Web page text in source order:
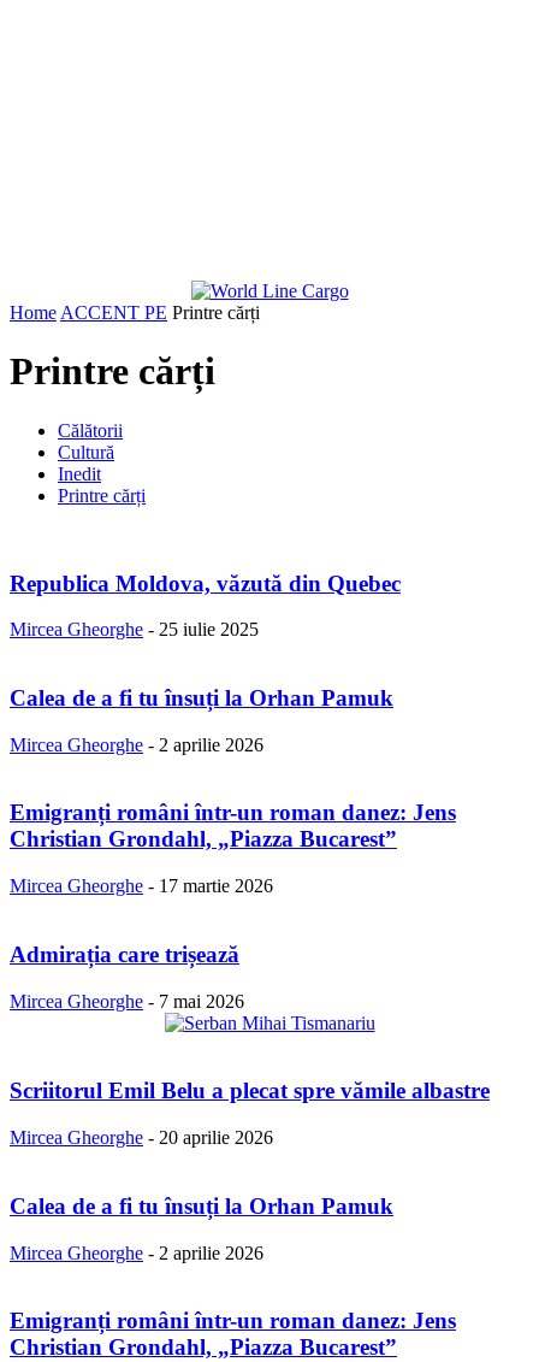
Home ACCENT PE Printre cărți
Printre cărți
Călătorii
Cultură
Inedit
Printre cărți
Republica Moldova, văzută din Quebec
Mircea Gheorghe - 25 iulie 2025
Calea de a fi tu însuți la Orhan Pamuk
Mircea Gheorghe - 2 aprilie 2026
Emigranți români într-un roman danez: Jens
Christian Grondahl, „Piazza Bucarest”
Mircea Gheorghe - 17 martie 2026
Admirația care trișează
Mircea Gheorghe - 7 mai 2026
Scriitorul Emil Belu a plecat spre vămile albastre
Mircea Gheorghe - 20 aprilie 2026
Calea de a fi tu însuți la Orhan Pamuk
Mircea Gheorghe - 2 aprilie 2026
Emigranți români într-un roman danez: Jens
Christian Grondahl, „Piazza Bucarest”